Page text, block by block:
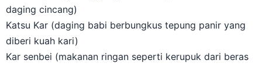
daging cincang)
Katsu Kar (daging babi berbungkus tepung panir yang
diberi kuah kari)
Kar senbei (makanan ringan seperti kerupuk dari beras